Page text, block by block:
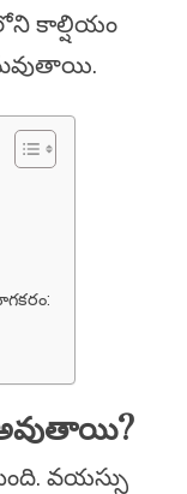
కాల్షియం
అవుతాయి?
వయస్సు